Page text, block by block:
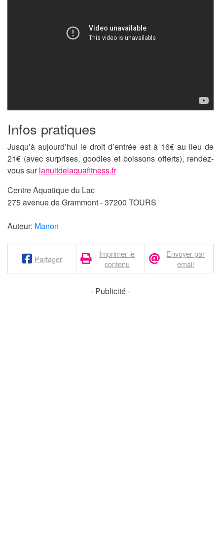
Infos pratiques
Jusqu’à aujourd’hui le droit d’entrée est à 16€ au lieu de
21€ (avec surprises, goodies et boissons offerts), rendez-
vous surlanuitdelaquafitness.fr
Centre Aquatique du Lac
275 avenue de Grammont -37200 TOURS
Auteur: Manon
Partager
Imprimer le
contenu
Envoyer par
email
- Publicité -